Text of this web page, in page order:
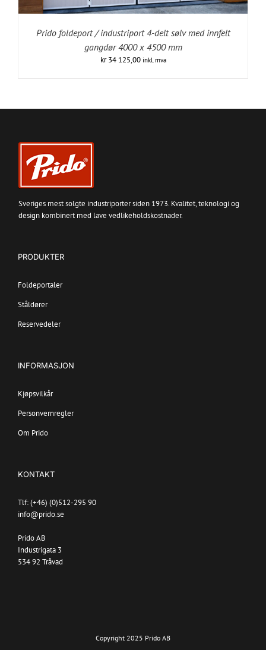
Prido foldeport / industriport 4-delt sølv med innfelt
gangdør 4000 x 4500 mm
kr34 125,00 inkl. mva
Sveriges mest solgte industriporter siden 1973. Kvalitet, teknologi og
design kombinert med lave vedlikeholdskostnader.
PRODUKTER
Foldeportaler
Ståldører
Reservedeler
INFORMASJON
Kjøpsvilkår
Personvernregler
Om Prido
KONTAKT
Tlf: (+46) (0)512-295 90
info@prido.se
Prido AB
Industrigata 3
534 92 Tråvad
Copyright 2025 Prido AB